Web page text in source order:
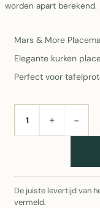
worden apart berekend.
Mars & More
Elegante kurken
Perfect voor
AANTAL+ −
De juiste levertijd van
vermeld.